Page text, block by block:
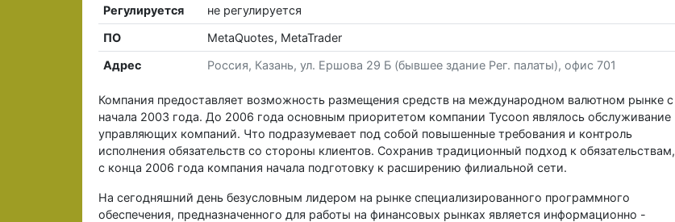
Регулируется
не регулируется
ПО
MetaQuotes, MetaTrader
Адрес
Россия, Казань, ул. Ершова 29 Б (бывшее здание Рег. палаты), офис 701
Компания предоставляет возможность размещения средств на международном валютном рынке с
начала 2003 года. До 2006 года основным приоритетом компании Tycoon являлось обслуживание
управляющих компаний. Что подразумевает под собой повышенные требования и контроль
исполнения обязательств со стороны клиентов. Сохранив традиционный подход к обязательствам,
с конца 2006 года компания начала подготовку к расширению филиальной сети.
На сегодняшний день безусловным лидером на рынке специализированного программного
обеспечения, предназначенного для работы на финансовых рынках является информационно -